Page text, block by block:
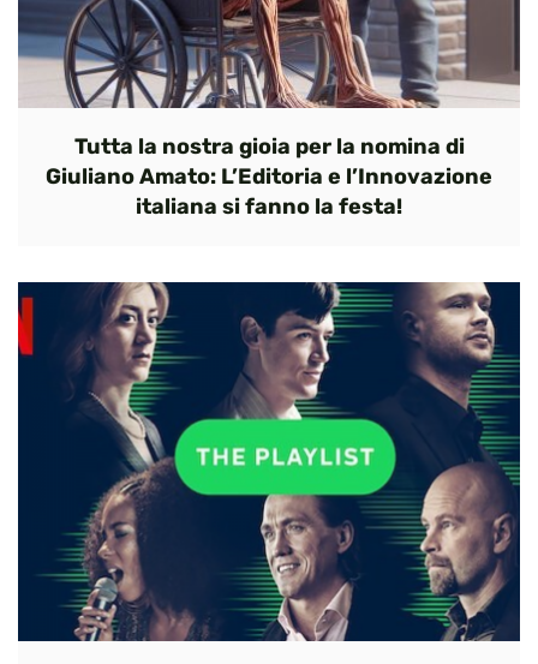
Tutta la nostra gioia per la nomina di
Giuliano Amato: L’Editoria e l’Innovazione
italiana si fanno la festa!